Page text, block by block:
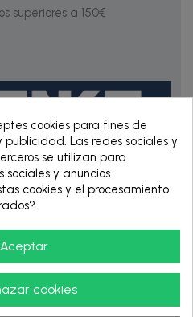
superiores a 150€
DE 12
60 MESES
cookies para fines de
Las redes sociales y
se utilizan para
y anuncios
cookies y el procesamiento
Aceptar
cookies